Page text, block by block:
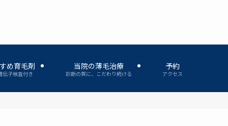
め育毛剤
伝子検査付き
当院の薄毛治療
診断の質に、こだわり続ける
予約
アクセス